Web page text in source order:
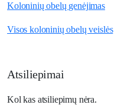
Koloninių obelų genėjimas
Visos koloninių obelų veislės
Atsiliepimai
Kol kas atsiliepimų nėra.